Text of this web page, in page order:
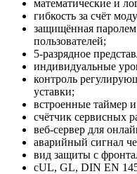
математические и
гибкость за счёт
защищённая
пользователей;
5-разрядное
индивидуальные
контроль
уставки;
встроенные таймер
счётчик сервисных
веб-сервер для
аварийный сигнал
вид защиты с
cUL, GL, DIN EN